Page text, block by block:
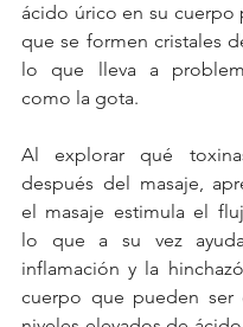
ácido úrico en su cuerpo
que se formen cristales
lo que lleva a
como la gota.
Al explorar qué
después del masaje,
el masaje estimula el
lo que a su vez
inflamación y la
cuerpo que pueden ser